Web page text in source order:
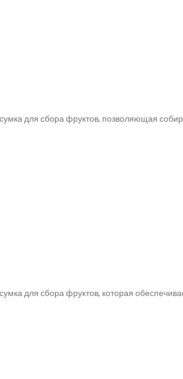
для сбора фруктов, позволяющая
для сбора фруктов, которая